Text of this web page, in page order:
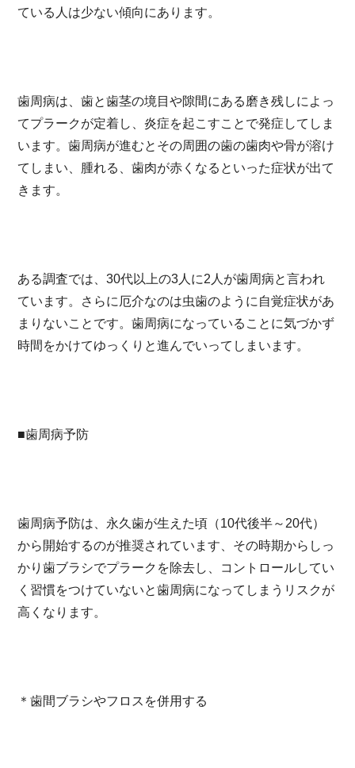
ている人は少ない傾向にあります。
歯周病は、歯と歯茎の境目や隙間にある磨き残しによっ
てプラークが定着し、炎症を起こすことで発症してしま
います。歯周病が進むとその周囲の歯の歯肉や骨が溶け
てしまい、腫れる、歯肉が赤くなるといった症状が出て
きます。
ある調査では、30代以上の3人に2人が歯周病と言われ
ています。さらに厄介なのは虫歯のように自覚症状があ
まりないことです。歯周病になっていることに気づかず
時間をかけてゆっくりと進んでいってしまいます。
■歯周病予防
歯周病予防は、永久歯が生えた頃（10代後半～20代）
から開始するのが推奨されています、その時期からしっ
かり歯ブラシでプラークを除去し、コントロールしてい
く習慣をつけていないと歯周病になってしまうリスクが
高くなります。
＊歯間ブラシやフロスを併用する